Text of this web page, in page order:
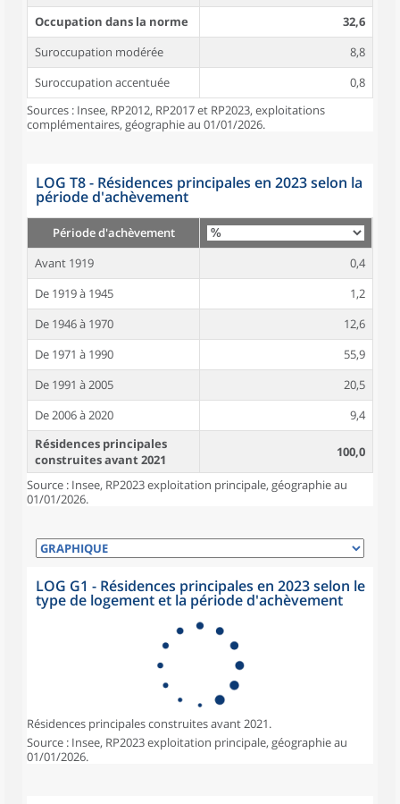
Occupation dans la norme
32,6
Suroccupation modérée
8,8
Suroccupation accentuée
0,8
Sources : Insee, RP2012, RP2017 et RP2023, exploitations
complémentaires, géographie au 01/01/2026.
LOG T8 - Résidences principales en 2023 selon la
période d'achèvement
Période d'achèvement
Avant 1919
0,4
De 1919 à 1945
1,2
De 1946 à 1970
12,6
De 1971 à 1990
55,9
De 1991 à 2005
20,5
De 2006 à 2020
9,4
Résidences principales
construites avant 2021
100,0
Source : Insee, RP2023 exploitation principale, géographie au
01/01/2026.
LOG G1 - Résidences principales en 2023 selon le
type de logement et la période d'achèvement
Résidences principales construites avant 2021.
Source : Insee, RP2023 exploitation principale, géographie au
01/01/2026.